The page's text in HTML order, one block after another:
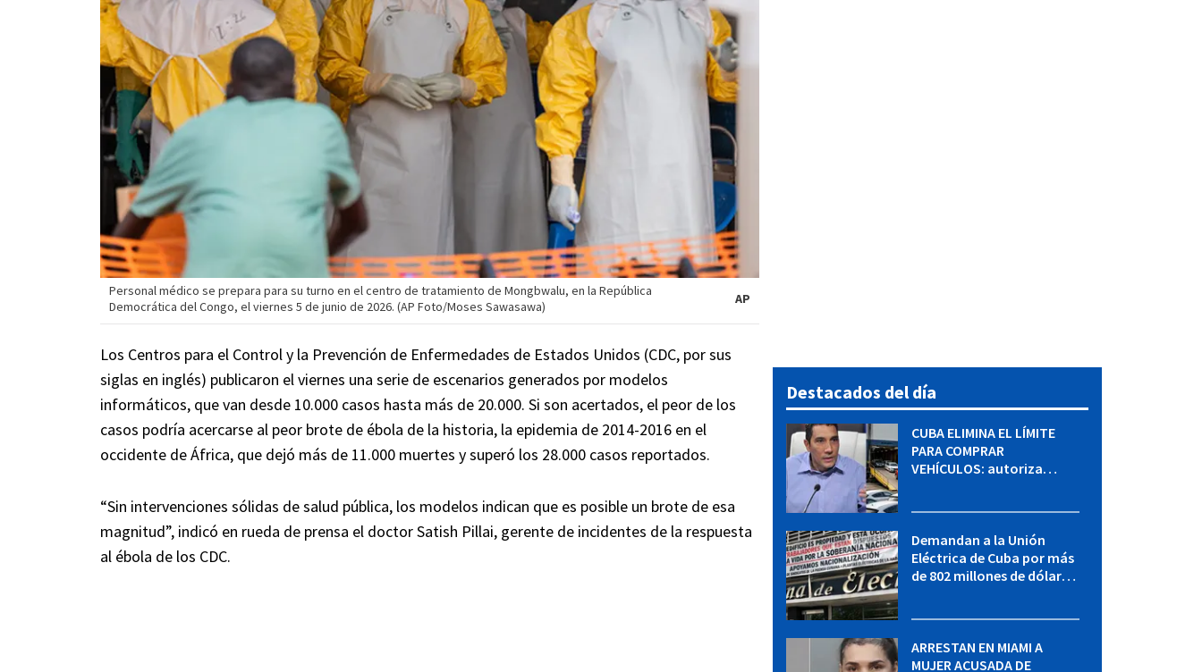
Personal médico se prepara para su turno en el centro de tratamiento de Mongbwalu, en la República
Democrática del Congo, el viernes 5 de junio de 2026. (AP Foto/Moses Sawasawa)
AP
Los Centros para el Control y la Prevención de Enfermedades de Estados Unidos (CDC, por sus
siglas en inglés) publicaron el viernes una serie de escenarios generados por modelos
informáticos, que van desde 10.000 casos hasta más de 20.000. Si son acertados, el peor de los
casos podría acercarse al peor brote de ébola de la historia, la epidemia de 2014-2016 en el
occidente de África, que dejó más de 11.000 muertes y superó los 28.000 casos reportados.
“Sin intervenciones sólidas de salud pública, los modelos indican que es posible un brote de esa
magnitud”, indicó en rueda de prensa el doctor Satish Pillai, gerente de incidentes de la respuesta
al ébola de los CDC.
Destacados del día
CUBA ELIMINA EL LÍMITE
PARA COMPRAR
VEHÍCULOS: autoriza
Demandan a la Unión
Eléctrica de Cuba por más
de 802 millones de dólares
ARRESTAN EN MIAMI A
MUJER ACUSADA DE